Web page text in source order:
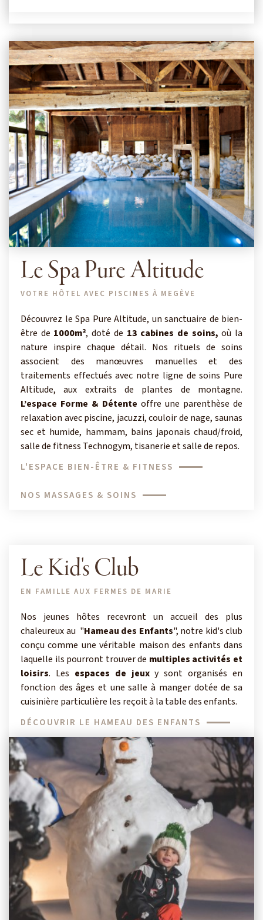
Le Spa Pure Altitude
VOTRE HÔTEL AVEC PISCINES À MEGÈVE
Découvrez le Spa Pure Altitude, un sanctuaire de bien-
être de 1000m², doté de 13 cabines de soins, où la
nature inspire chaque détail. Nos rituels de soins
associent des manœuvres manuelles et des
traitements effectués avec notre ligne de soins Pure
Altitude, aux extraits de plantes de montagne.
L’espace Forme & Détente offre une parenthèse de
relaxation avec piscine, jacuzzi, couloir de nage, saunas
sec et humide, hammam, bains japonais chaud/froid,
salle de fitness Technogym, tisanerie et salle de repos.
L'ESPACE BIEN-ÊTRE & FITNESS
NOS MASSAGES & SOINS
Le Kid's Club
EN FAMILLE AUX FERMES DE MARIE
Nos jeunes hôtes recevront un accueil des plus
chaleureux au "Hameau des Enfants", notre kid's club
conçu comme une véritable maison des enfants dans
laquelle ils pourront trouver de multiples activités et
loisirs. Les espaces de jeuxy sont organisés en
fonction des âges et une salle à manger dotée de sa
cuisinière particulière les reçoit à la table des enfants.
DÉCOUVRIR LE HAMEAU DES ENFANTS